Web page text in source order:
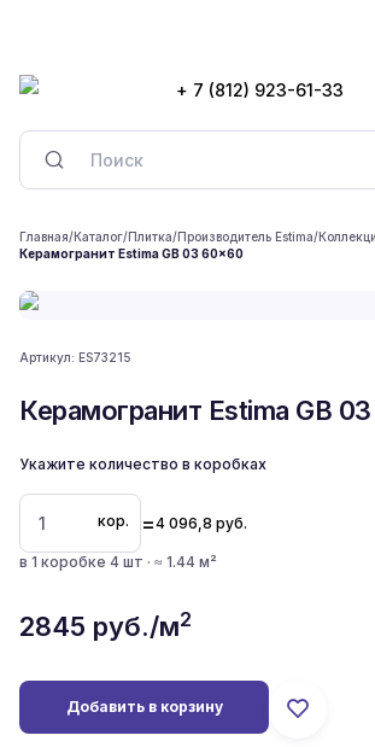
+ 7 (812) 923-61-33
Главная/Каталог/Плитка/Производитель Estima/
Керамогранит Estima GB 03 60x60
Артикул: ES73215
Керамогранит Estima GB
Укажите количество в коробках
кор. =4 096,8 руб.
в 1 коробке 4 шт · ≈ 1.44 м²
2845 руб./м2
Добавить в корзину